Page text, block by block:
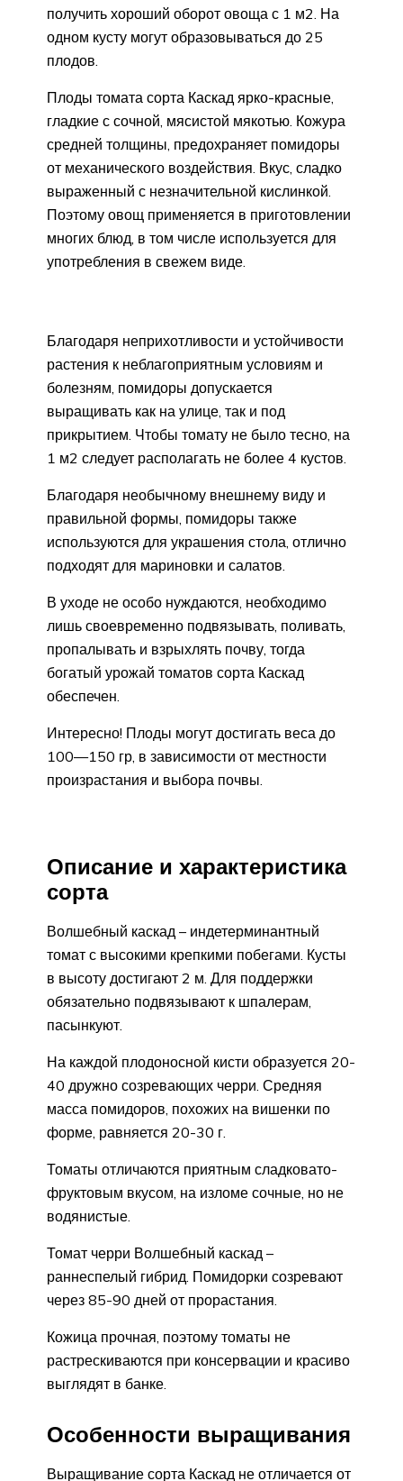
получить хороший оборот овоща с 1 м2. На
одном кусту могут образовываться до 25
плодов.
Плоды томата сорта Каскад ярко-красные,
гладкие с сочной, мясистой мякотью. Кожура
средней толщины, предохраняет помидоры
от механического воздействия. Вкус, сладко
выраженный с незначительной кислинкой.
Поэтому овощ применяется в приготовлении
многих блюд, в том числе используется для
употребления в свежем виде.
Благодаря неприхотливости и устойчивости
растения к неблагоприятным условиям и
болезням, помидоры допускается
выращивать как на улице, так и под
прикрытием. Чтобы томату не было тесно, на
1 м2 следует располагать не более 4 кустов.
Благодаря необычному внешнему виду и
правильной формы, помидоры также
используются для украшения стола, отлично
подходят для мариновки и салатов.
В уходе не особо нуждаются, необходимо
лишь своевременно подвязывать, поливать,
пропалывать и взрыхлять почву, тогда
богатый урожай томатов сорта Каскад
обеспечен.
Интересно! Плоды могут достигать веса до
100—150 гр, в зависимости от местности
произрастания и выбора почвы.
Описание и характеристика
сорта
Волшебный каскад – индетерминантный
томат с высокими крепкими побегами. Кусты
в высоту достигают 2 м. Для поддержки
обязательно подвязывают к шпалерам,
пасынкуют.
На каждой плодоносной кисти образуется 20-
40 дружно созревающих черри. Средняя
масса помидоров, похожих на вишенки по
форме, равняется 20-30 г.
Томаты отличаются приятным сладковато-
фруктовым вкусом, на изломе сочные, но не
водянистые.
Томат черри Волшебный каскад –
раннеспелый гибрид. Помидорки созревают
через 85-90 дней от прорастания.
Кожица прочная, поэтому томаты не
растрескиваются при консервации и красиво
выглядят в банке.
Особенности выращивания
Выращивание сорта Каскад не отличается от